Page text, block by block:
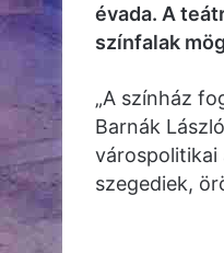
évada. A
színfalak
„A színház
Barnák
várospolitikai
szegediek,